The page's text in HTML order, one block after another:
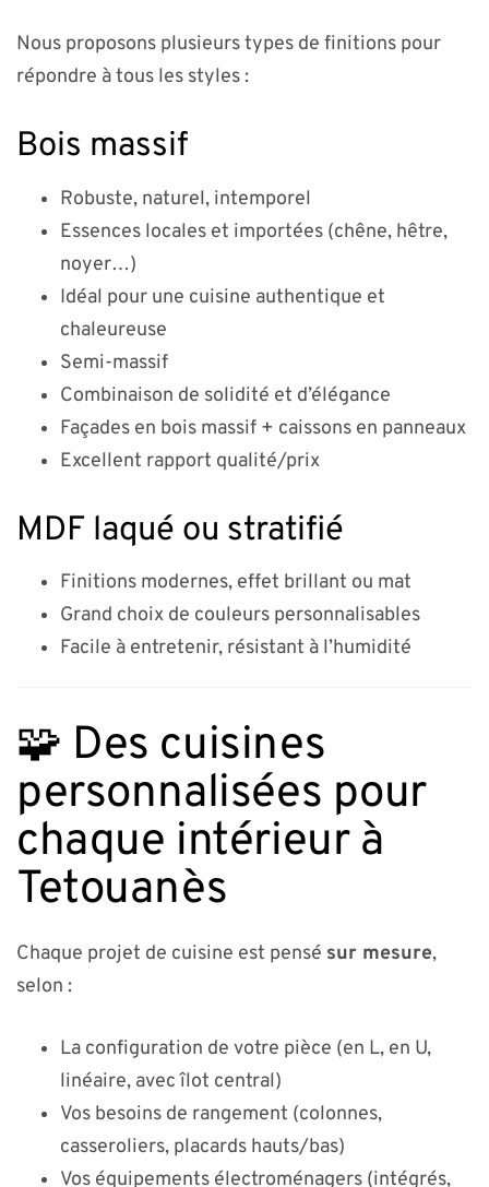
Nous proposons plusieurs types de finitions pour
répondre à tous les styles :
Bois massif
Robuste, naturel, intemporel
Essences locales et importées (chêne, hêtre,
noyer…)
Idéal pour une cuisine authentique et
chaleureuse
Semi-massif
Combinaison de solidité et d’élégance
Façades en bois massif + caissons en panneaux
Excellent rapport qualité/prix
MDF laqué ou stratifié
Finitions modernes, effet brillant ou mat
Grand choix de couleurs personnalisables
Facile à entretenir, résistant à l’humidité
🧩 Des cuisines
personnalisées pour
chaque intérieur à
Tetouanès
Chaque projet de cuisine est pensé sur mesure,
selon :
La configuration de votre pièce (en L, en U,
linéaire, avec îlot central)
Vos besoins de rangement (colonnes,
casseroliers, placards hauts/bas)
Vos équipements électroménagers (intégrés,